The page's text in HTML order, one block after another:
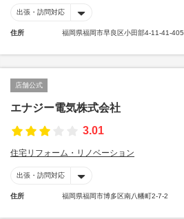
出張・訪問対応
住所 福岡県福岡市早良区小田部4-11-41-405
店舗公式
エナジー電気株式会社
3.01
住宅リフォーム・リノベーション
出張・訪問対応
住所 福岡県福岡市博多区南八幡町2-7-2